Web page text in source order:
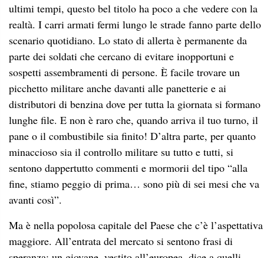
ultimi tempi, questo bel titolo ha poco a che vedere con la
realtà. I carri armati fermi lungo le strade fanno parte dello
scenario quotidiano. Lo stato di allerta è permanente da
parte dei soldati che cercano di evitare inopportuni e
sospetti assembramenti di persone. È facile trovare un
picchetto militare anche davanti alle panetterie e ai
distributori di benzina dove per tutta la giornata si formano
lunghe file. E non è raro che, quando arriva il tuo turno, il
pane o il combustibile sia finito! D’altra parte, per quanto
minaccioso sia il controllo militare su tutto e tutti, si
sentono dappertutto commenti e mormorii del tipo “alla
fine, stiamo peggio di prima… sono più di sei mesi che va
avanti così”.
Ma è nella popolosa capitale del Paese che c’è l’aspettativa
maggiore. All’entrata del mercato si sentono frasi di